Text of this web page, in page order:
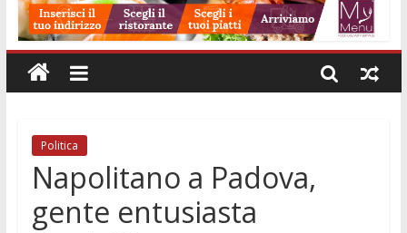
Orto Botanico Padova: visite ed escursioni fino a settembre
Concorso Università di Padova: 5 funzionari, domande entro il
7 agosto
Politica
Napolitano a Padova,
gente entusiasta